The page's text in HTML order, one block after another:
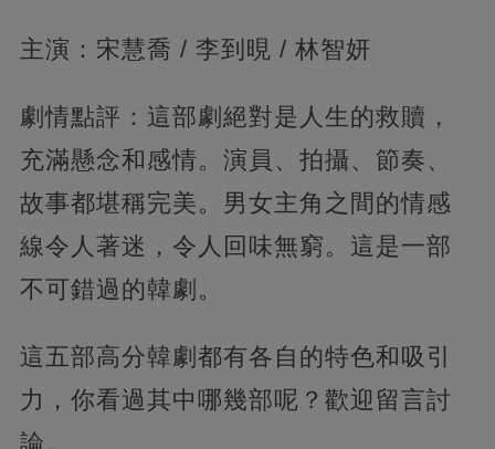
主演：宋慧喬 / 李到晛 / 林智妍
劇情點評：這部劇絕對是人生的救贖，
充滿懸念和感情。演員、拍攝、節奏、
故事都堪稱完美。男女主角之間的情感
線令人著迷，令人回味無窮。這是一部
不可錯過的韓劇。
這五部高分韓劇都有各自的特色和吸引
力，你看過其中哪幾部呢？歡迎留言討
論。